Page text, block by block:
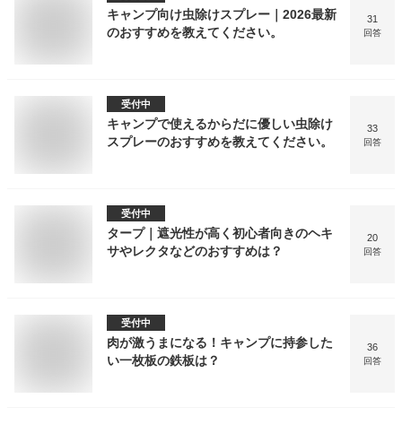
キャンプ向け虫除けスプレー｜2026最新
のおすすめを教えてください。
31
回答
受付中
キャンプで使えるからだに優しい虫除け
スプレーのおすすめを教えてください。
33
回答
受付中
タープ｜遮光性が高く初心者向きのヘキ
サやレクタなどのおすすめは？
20
回答
受付中
肉が激うまになる！キャンプに持参した
い一枚板の鉄板は？
36
回答